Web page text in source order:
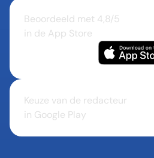
Beoordeeld met 4,8/5
in de App Store
Keuze van de redacteur
in Google Play